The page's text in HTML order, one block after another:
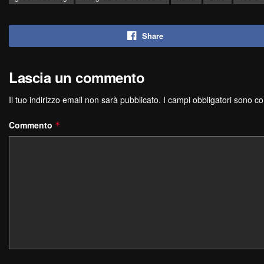
Share
Lascia un commento
Il tuo indirizzo email non sarà pubblicato. I campi obbligatori sono
Commento *